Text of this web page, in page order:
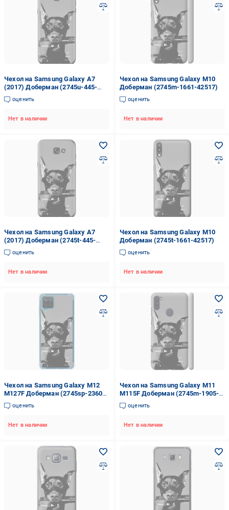
Чехол на Samsung Galaxy A7
(2017) Доберман (2745u-445-
42517)
оценить
Нет в наличии
Чехол на Samsung Galaxy M10
Доберман (2745m-1661-42517)
оценить
Нет в наличии
Чехол на Samsung Galaxy A7
(2017) Доберман (2745t-445-
42517)
оценить
Нет в наличии
Чехол на Samsung Galaxy M10
Доберман (2745t-1661-42517)
оценить
Нет в наличии
Чехол на Samsung Galaxy M12
M127F Доберман (2745sp-2360-
42517)
оценить
Нет в наличии
Чехол на Samsung Galaxy M11
M115F Доберман (2745m-1905-
42517)
оценить
Нет в наличии